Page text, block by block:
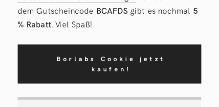
dem Gutscheincode BCAFDS gibt es nochmal 5
% Rabatt. Viel Spaß!
Borlabs Cookie jetzt
kaufen!